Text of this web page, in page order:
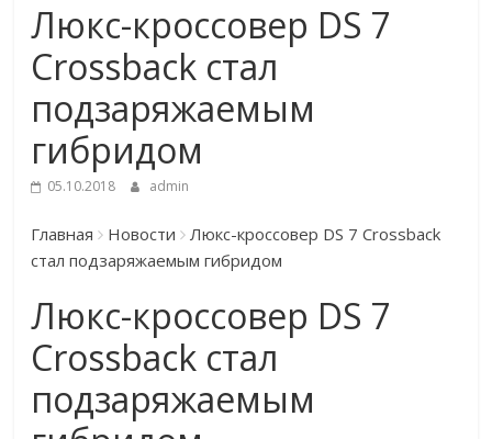
Люкс-кроссовер DS 7
Crossback стал
подзаряжаемым
гибридом
05.10.2018 admin
Главная Новости Люкс-кроссовер DS 7 Crossback
стал подзаряжаемым гибридом
Люкс-кроссовер DS 7
Crossback стал
подзаряжаемым